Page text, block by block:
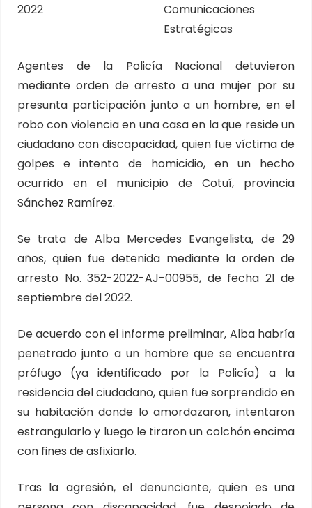
2022
Comunicaciones
Estratégicas
Agentes de la Policía Nacional detuvieron
mediante orden de arresto a una mujer por su
presunta participación junto a un hombre, en el
robo con violencia en una casa en la que reside un
ciudadano con discapacidad, quien fue víctima de
golpes e intento de homicidio, en un hecho
ocurrido en el municipio de Cotuí, provincia
Sánchez Ramírez.
Se trata de Alba Mercedes Evangelista, de 29
años, quien fue detenida mediante la orden de
arresto No. 352-2022-AJ-00955, de fecha 21 de
septiembre del 2022.
De acuerdo con el informe preliminar, Alba habría
penetrado junto a un hombre que se encuentra
prófugo (ya identificado por la Policía) a la
residencia del ciudadano, quien fue sorprendido en
su habitación donde lo amordazaron, intentaron
estrangularlo y luego le tiraron un colchón encima
con fines de asfixiarlo.
Tras la agresión, el denunciante, quien es una